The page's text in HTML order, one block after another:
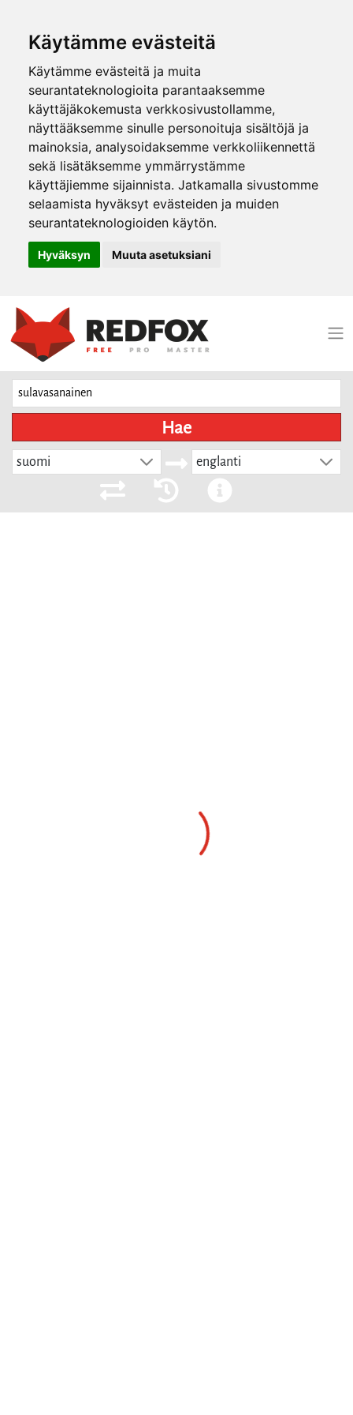
Käytämme evästeitä
Käytämme evästeitä ja muita
seurantateknologioita parantaaksemme
käyttäjäkokemusta verkkosivustollamme,
näyttääksemme sinulle personoituja sisältöjä ja
mainoksia, analysoidaksemme verkkoliikennettä
sekä lisätäksemme ymmärrystämme
käyttäjiemme sijainnista. Jatkamalla sivustomme
selaamista hyväksyt evästeiden ja muiden
seurantateknologioiden käytön.
Hyväksyn Muuta asetuksiani
Hae
suomi englanti